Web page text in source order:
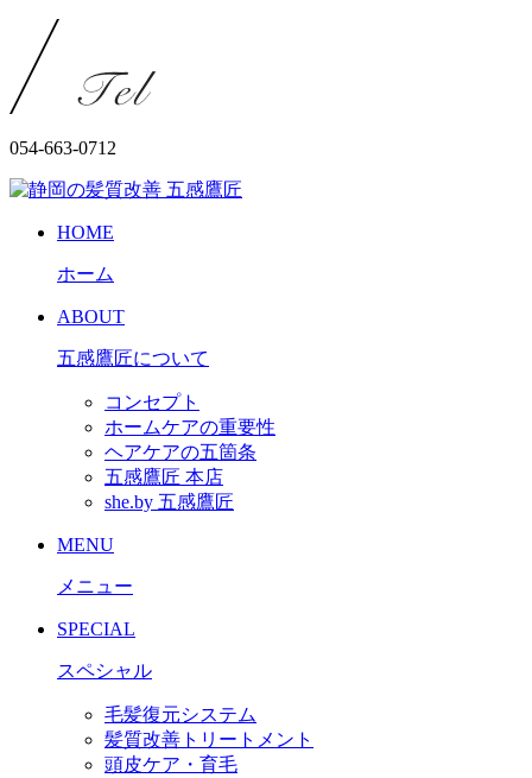
054-663-0712
HOME
ホーム
ABOUT
五感鷹匠について
コンセプト
ホームケアの重要性
ヘアケアの五箇条
五感鷹匠 本店
she.by 五感鷹匠
MENU
メニュー
SPECIAL
スペシャル
毛髪復元システム
髪質改善トリートメント
頭皮ケア・育毛